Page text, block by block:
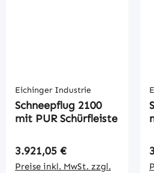
Eichinger Industrie
Schneepflug 2100
mit PUR Schürfleiste
Regulärer Preis:
3.921,05 €
Preise inkl. MwSt. zzgl.